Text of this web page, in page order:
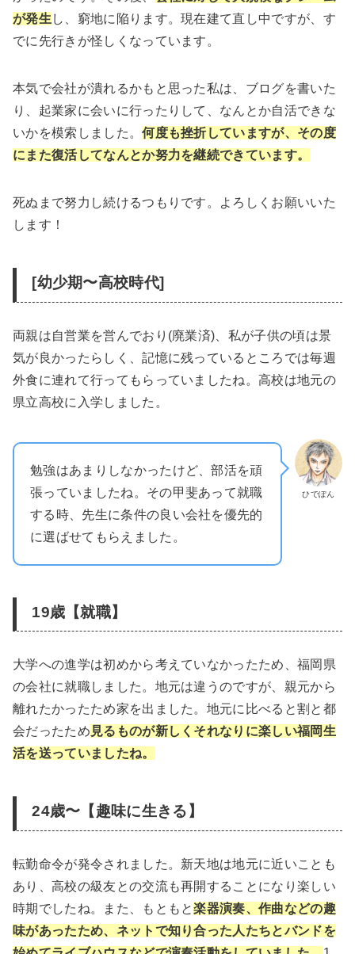
が発生し、窮地に陥ります。現在建て直し中ですが、す
でに先行きが怪しくなっています。
本気で会社が潰れるかもと思った私は、ブログを書いた
り、起業家に会いに行ったりして、なんとか自活できな
いかを模索しました。何度も挫折していますが、その度
にまた復活してなんとか努力を継続できています。
死ぬまで努力し続けるつもりです。よろしくお願いいた
します！
[幼少期〜高校時代]
両親は自営業を営んでおり(廃業済)、私が子供の頃は景
気が良かったらしく、記憶に残っているところでは毎週
外食に連れて行ってもらっていましたね。高校は地元の
県立高校に入学しました。
ひでぽん
勉強はあまりしなかったけど、部活を頑
張っていましたね。その甲斐あって就職
する時、先生に条件の良い会社を優先的
に選ばせてもらえました。
19歳【就職】
大学への進学は初めから考えていなかったため、福岡県
の会社に就職しました。地元は違うのですが、親元から
離れたかったため家を出ました。地元に比べると割と都
会だったため 見るものが新しくそれなりに楽しい福岡生
活を送っていましたね。
24歳〜【趣味に生きる】
転勤命令が発令されました。新天地は地元に近いことも
あり、高校の級友との交流も再開することになり楽しい
時期でしたね。また、もともと楽器演奏、作曲などの趣
味があったため、ネットで知り合った人たちとバンドを